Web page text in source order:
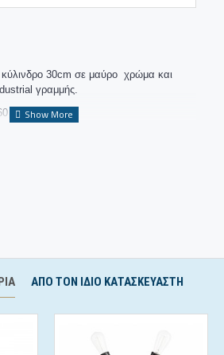
κύλινδρο 30cm σε μαύρο χρώμα και
γραμμής.
watt.
ΑΠΟ ΤΟΝ ΊΔΙΟ ΚΑΤΑΣΚΕΥΑΣΤΉ